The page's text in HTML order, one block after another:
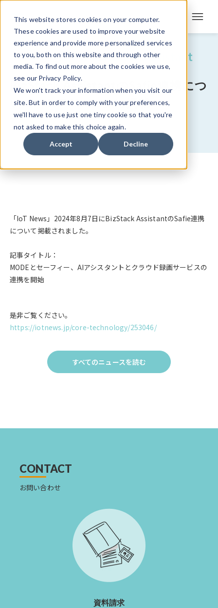
This website stores cookies on your computer.
These cookies are used to improve your website
experience and provide more personalized services
to you, both on this website and through other
media. To find out more about the cookies we use,
see our Privacy Policy.
We won't track your information when you visit our
site. But in order to comply with your preferences,
we'll have to use just one tiny cookie so that you're
not asked to make this choice again.
Accept Decline
メディア掲載/BizStack Assistant
BizStack AssistantのSafie連携につ
いて「IoT News」に掲載
2024/8/7
「IoT News 」2024年8月7日にBizStack AssistantのSafie連携
について掲載されました。
記事タイトル：
MODEとセーフィー、AIアシスタントとクラウド録画サービスの
連携を開始
是非ご覧ください。
https://iotnews.jp/core-technology/253046/
すべてのニュースを読む
Click
to
CONTACT
お問い合わせ
資料請求